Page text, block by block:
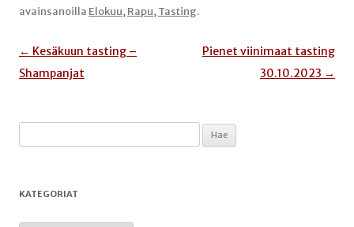
avainsanoilla Elokuu,Rapu,Tasting.
Artikkelien
selaus
← Kesäkuun tasting –
Shampanjat
Pienet viinimaat tasting
30.10.2023 →
KATEGORIAT